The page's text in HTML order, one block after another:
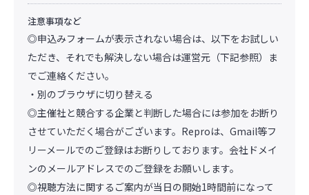
注意事項など
◎申込みフォームが表示されない場合は、以下をお試しい
ただき、それでも解決しない場合は運営元（下記参照）ま
でご連絡ください。
・別のブラウザに切り替える
◎主催社と競合する企業と判断した場合には参加をお断り
させていただく場合がございます。Reproは、Gmail等フ
リーメールでのご登録はお断りしております。会社ドメイ
ンのメールアドレスでのご登録をお願いします。
◎視聴方法に関するご案内が当日の開始1時間前になって